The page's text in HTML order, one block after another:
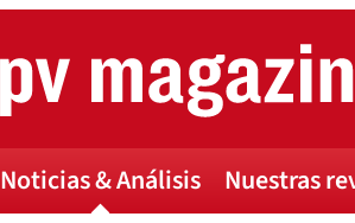
Noticias & Análisis Nuestras